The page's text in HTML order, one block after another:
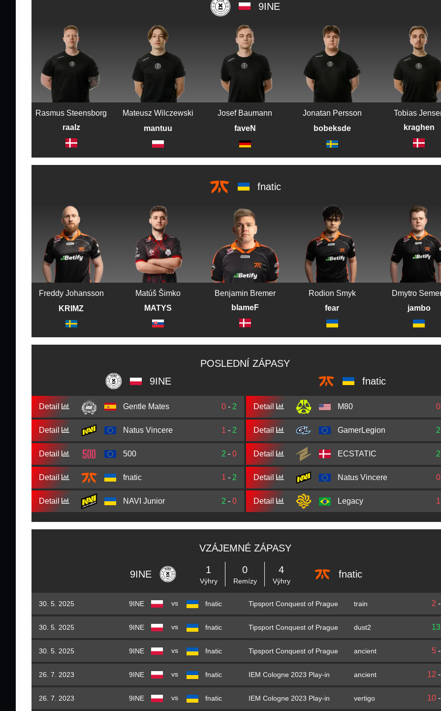
9INE
Rasmus Steensborg
raalz
Mateusz Wilczewski
mantuu
Josef Baumann
faveN
Jonatan Persson
bobeksde
Tobias
kraghen
fnatic
Freddy Johansson
KRIMZ
Matúš Šimko
MATYS
Benjamin Bremer
blameF
Rodion Smyk
fear
Dmytro
jambo
POSLEDNÍ ZÁPASY
9INE
fnatic
Detail Gentle Mates 0 - 2
Detail Natus Vincere 1 - 2
Detail 500 2 - 0
Detail fnatic 1 - 2
Detail NAVI Junior 2 - 0
Detail M80 0
Detail GamerLegion 2
Detail ECSTATIC 2
Detail Natus Vincere 0
Detail Legacy 1
VZÁJEMNÉ ZÁPASY
9INE 1
Výhry
0
Remízy
4
Výhry
fnatic
30. 5. 2025 9INE vs fnatic Tipsport Conquest of Prague train 2
30. 5. 2025 9INE vs fnatic Tipsport Conquest of Prague dust2 13
30. 5. 2025 9INE vs fnatic Tipsport Conquest of Prague ancient 5
26. 7. 2023 9INE vs fnatic IEM Cologne 2023 Play-in ancient 12
26. 7. 2023 9INE vs fnatic IEM Cologne 2023 Play-in vertigo 10